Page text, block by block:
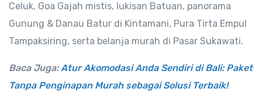
Celuk, Goa Gajah mistis, lukisan Batuan, panorama
Gunung & Danau Batur di Kintamani, Pura Tirta Empul
Tampaksiring, serta belanja murah di Pasar Sukawati.
Baca Juga:Atur Akomodasi Anda Sendiri di Bali: Paket
Tanpa Penginapan Murah sebagai Solusi Terbaik!